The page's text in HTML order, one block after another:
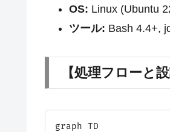
OS: Linux (Ubuntu
ツール: Bash 4.4+,
【処理フローと設
graph TD